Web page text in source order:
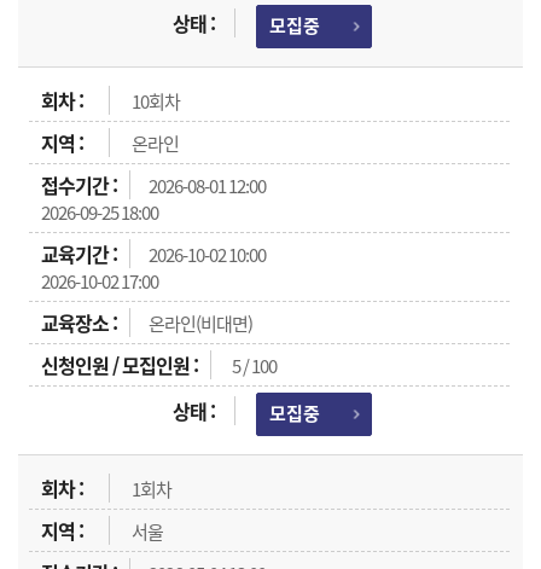
모집중
10회차
온라인
2026-08-01 12:00
2026-09-25 18:00
2026-10-02 10:00
2026-10-02 17:00
온라인(비대면)
5 / 100
모집중
1회차
서울